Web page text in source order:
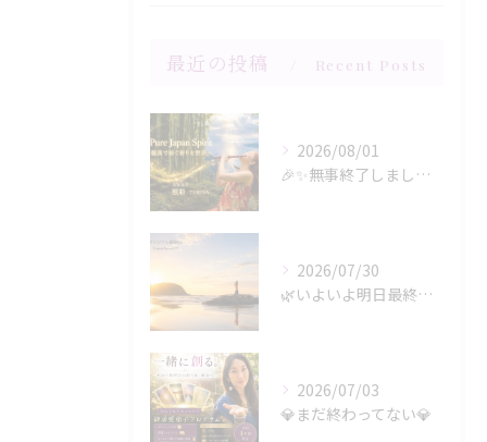
最近の投稿 Recent Posts
2026/08/01
🎉✨無事終了しましたー‼️✨🎉
2026/07/30
🌿いよいよ明日最終日‼️🌿
2026/07/03
💎まだ終わってない💎